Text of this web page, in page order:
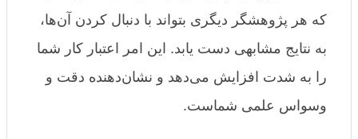
که هر پژوهشگر دیگری بتواند با دنبال کردن آن‌ها،
به نتایج مشابهی دست یابد. این امر اعتبار کار شما
را به شدت افزایش می‌دهد و نشان‌دهنده دقت و
وسواس علمی شماست.